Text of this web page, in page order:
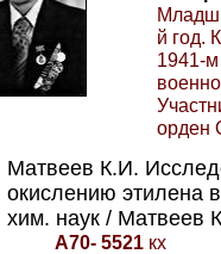
й год.
1941-м
орден
Матвеев К.И.
окислению этилена
хим. наук / Матвеев
А70- 5521кх